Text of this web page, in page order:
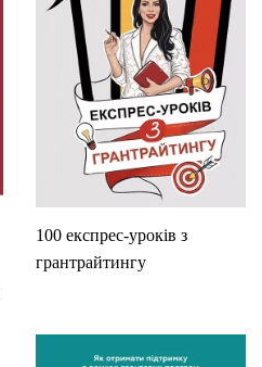
100 експрес-уроків з
грантрайтингу